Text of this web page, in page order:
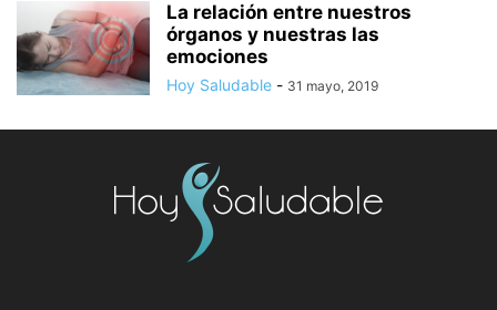
La relación entre nuestros
órganos y nuestras las
emociones
Hoy Saludable - 31 mayo, 2019